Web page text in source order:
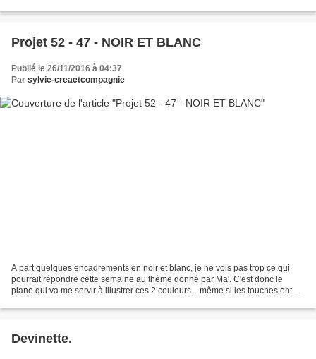
Projet 52 - 47 - NOIR ET BLANC
Publié le 26/11/2016 à 04:37
Par sylvie-creaetcompagnie
A part quelques encadrements en noir et blanc, je ne vois pas trop ce qui
pourrait répondre cette semaine au thème donné par Ma'. C'est donc le
piano qui va me servir à illustrer ces 2 couleurs... même si les touches ont
Devinette.